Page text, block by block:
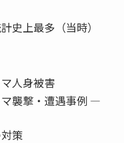
史上最多（当時）
人身被害
襲撃・遭遇事例 ―
策